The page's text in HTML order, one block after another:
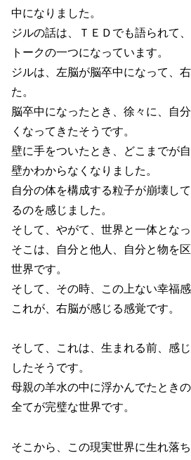
中になりました。
ジルの話は、ＴＥＤでも語られて
トークの一つになっています。
ジルは、左脳が脳卒中になって、
た。
脳卒中になったとき、徐々に、自
くなってきたそうです。
壁に手をついたとき、どこまでが
壁かわからなくなりました。
自分の体を構成する粒子が崩壊し
るのを感じました。
そして、やがて、世界と一体とな
そこは、自分と他人、自分と物を
世界です。
そして、その時、この上ない幸福
これが、右脳が感じる感覚です。
そして、これは、生まれる前、感
したそうです。
母親の羊水の中に浮かんでたときの
全てが完璧な世界です。
そこから、この現実世界に生れ落ち